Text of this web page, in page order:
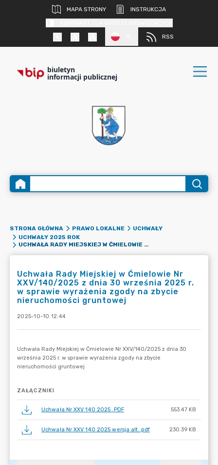
MAPA STRONY
INSTRUKCJA
RSS
biuletyn
informacji publicznej
STRONA GŁÓWNA PRAWO LOKALNE
UCHWAŁY
UCHWAŁY 2025 ROK
UCHWAŁA RADY MIEJSKIEJ W ĆMIELOWIE NR XXV/140/2025 Z DNIA 30 WRZEŚNIA 2025 R. W SPRAWIE WYRAŻENIA ZGODY NA ZBYCIE NIERUCHOMOŚCI GRUNTOWEJ
Uchwała Rady Miejskiej w Ćmielowie Nr
XXV/140/2025 z dnia 30 września 2025 r.
w sprawie wyrażenia zgody na zbycie
nieruchomości gruntowej
2025-10-10 12:44
ZAŁĄCZNIKI
Uchwała Nr XXV 140 2025 .PDF 553.47 KB
Uchwała Nr XXV 140 2025 wersja alt..pdf 230.39 KB